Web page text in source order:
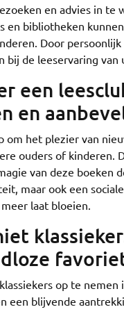
en advies in te
en bibliotheken
Door
bij de leeservaring
een
en
om het plezier van
ouders of kinderen.
van deze boeken
maar ook een
laat bloeien.
op te
een blijvende